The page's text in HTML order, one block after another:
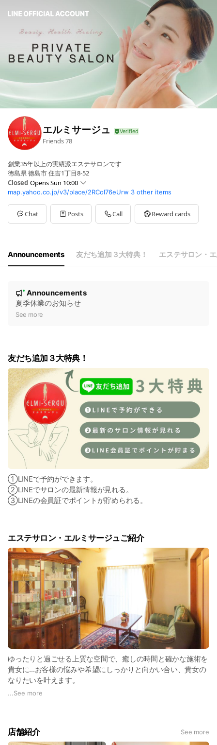
エルミサージュ
Friends78
創業35年以上の実績派エステサロンです
徳島県 徳島市 住吉1丁目8-52
Closed Opens Sun 10:00
Sun10:00 - 18:00
Mon10:00 - 19:00
TueClosed
Wed10:00 - 19:00
定休日：毎週火曜日・お盆・年末年始 ※日祝は18時まで
map.yahoo.co.jp/v3/place/2RCol76eUrw 3 other items
Chat Posts Call Reward cards
Announcements 友だち追加３大特典！ エステサロン・
e
New
Announcements
夏季休業のお知らせ
See more
友だち追加３大特典！
①LINEで予約ができます。
②LINEでサロンの最新情報が見れる。
③LINEの会員証でポイントが貯められる。
エステサロン・エルミサージュご紹介
ゆったりと過ごせる上質な空間で、癒しの時間と確かな施術を
貴女に...お客様の悩みや希望にしっかりと向かい合い、貴女の
なりたいを叶えます。
初めてでご不安な方も、是非一度お気軽にお電話・ご来店くだ
す。
...See more
店舗紹介 See more